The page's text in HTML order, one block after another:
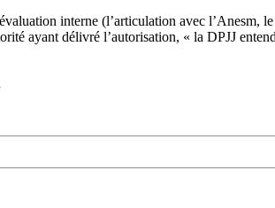
interne (l’articulation avec
ayant délivré l’autorisation, « la DPJJ